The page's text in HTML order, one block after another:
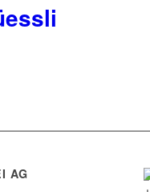
Varianten
Optionen
AG